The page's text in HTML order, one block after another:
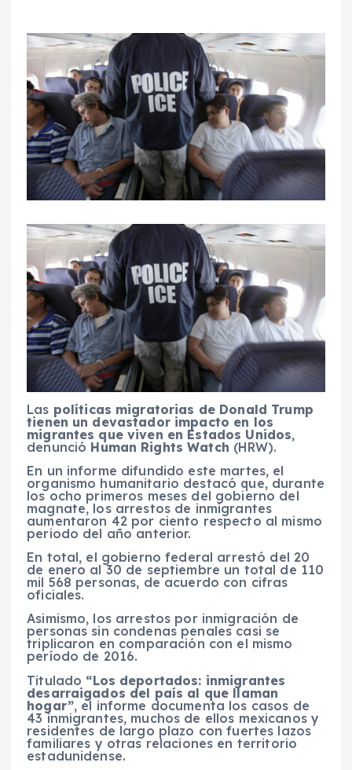
Las políticas migratorias de Donald Trump
tienen un devastador impacto en los
migrantes que viven en Estados Unidos,
denunció Human Rights Watch (HRW).
En un informe difundido este martes, el
organismo humanitario destacó que, durante
los ocho primeros meses del gobierno del
magnate, los arrestos de inmigrantes
aumentaron 42 por ciento respecto al mismo
periodo del año anterior.
En total, el gobierno federal arrestó del 20
de enero al 30 de septiembre un total de 110
mil 568 personas, de acuerdo con cifras
oficiales.
Asimismo, los arrestos por inmigración de
personas sin condenas penales casi se
triplicaron en comparación con el mismo
período de 2016.
Titulado “Los deportados: inmigrantes
desarraigados del país al que llaman
hogar”, el informe documenta los casos de
43 inmigrantes, muchos de ellos mexicanos y
residentes de largo plazo con fuertes lazos
familiares y otras relaciones en territorio
estadunidense.